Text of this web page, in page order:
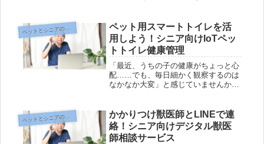
す。「アプリって難しそう」と思われ
るかもしれませんが、ちょっとしたコ
ツ...
ペットとシニアのデジタル生活編
ペット用スマートトイレを活
用しよう！シニア向けIoTペッ
トトイレ健康管理
「最近、うちの子の健康がちょっと心
配……でも、毎日細かく観察するのは
なかなか大変」と感じていませんか？
なっています。でも、「スマートトイ
レって難しそう」「機械の設定は苦
手」...
ペットとシニアのデジタル生活編
かかりつけ獣医師とLINEで連
絡！シニア向けデジタル獣医
師相談サービス